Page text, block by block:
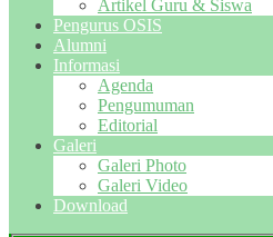
Artikel Guru & Siswa
Pengurus OSIS
Alumni
Informasi
Agenda
Pengumuman
Editorial
Galeri
Galeri Photo
Galeri Video
Download